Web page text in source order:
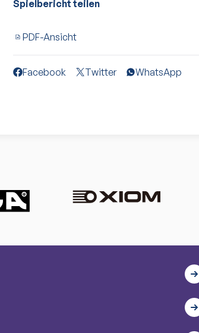
Spielbericht teilen
PDF-Ansicht
Facebook Twitter WhatsApp